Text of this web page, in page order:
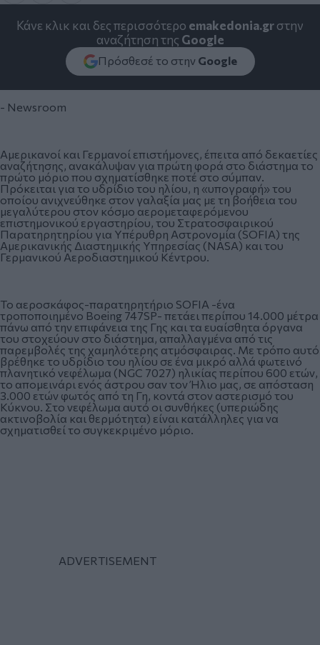
Κάνε κλικ και δες περισσότερο emakedonia.grστην
αναζήτηση της Google
Πρόσθεσέ το στην Google
- Newsroom
Αμερικανοί και Γερμανοί επιστήμονες, έπειτα από δεκαετίες
αναζήτησης, ανακάλυψαν για πρώτη φορά στο διάστημα το
πρώτο μόριο που σχηματίσθηκε ποτέ στο σύμπαν.
Πρόκειται για το υδρίδιο του ηλίου, η «υπογραφή» του
οποίου ανιχνεύθηκε στον γαλαξία μας με τη βοήθεια του
μεγαλύτερου στον κόσμο αερομεταφερόμενου
επιστημονικού εργαστηρίου, του Στρατοσφαιρικού
Παρατηρητηρίου για Υπέρυθρη Αστρονομία (SOFIA) της
Αμερικανικής Διαστημικής Υπηρεσίας (NASA) και του
Γερμανικού Αεροδιαστημικού Κέντρου.
Το αεροσκάφος-παρατηρητήριο SOFIA -ένα
τροποποιημένο Boeing 747SP- πετάει περίπου 14.000 μέτρα
πάνω από την επιφάνεια της Γης και τα ευαίσθητα όργανα
του στοχεύουν στο διάστημα, απαλλαγμένα από τις
παρεμβολές της χαμηλότερης ατμόσφαιρας. Με τρόπο αυτό
βρέθηκε το υδρίδιο του ηλίου σε ένα μικρό αλλά φωτεινό
πλανητικό νεφέλωμα (NGC 7027) ηλικίας περίπου 600 ετών,
το απομεινάρι ενός άστρου σαν τον Ήλιο μας, σε απόσταση
3.000 ετών φωτός από τη Γη, κοντά στον αστερισμό του
Κύκνου. Στο νεφέλωμα αυτό οι συνθήκες (υπεριώδης
ακτινοβολία και θερμότητα) είναι κατάλληλες για να
σχηματισθεί το συγκεκριμένο μόριο.